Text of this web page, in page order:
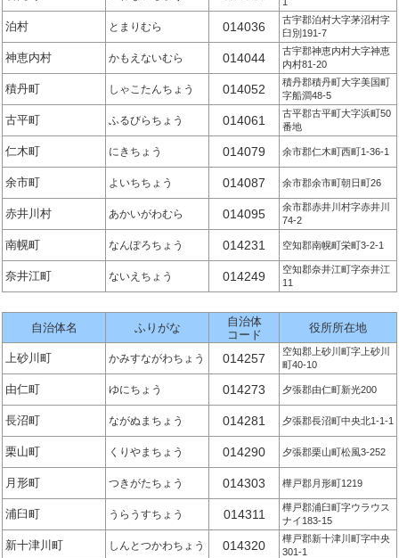
泊村 とまりむら 014036
古宇郡泊村大字茅沼村字
臼別191-7
神恵内村 かもえないむら 014044
古宇郡神恵内村大字神恵
内村81-20
積丹町 しゃこたんちょう 014052
積丹郡積丹町大字美国町
字船澗48-5
古平町 ふるびらちょう 014061
古平郡古平町大字浜町50
番地
仁木町 にきちょう 014079 余市郡仁木町西町1-36-1
余市町 よいちちょう 014087 余市郡余市町朝日町26
赤井川村 あかいがわむら 014095
余市郡赤井川村字赤井川
74-2
南幌町 なんぽろちょう 014231 空知郡南幌町栄町3-2-1
奈井江町 ないえちょう 014249
空知郡奈井江町字奈井江
11
自治体名 ふりがな
自治体
コード
役所所在地
上砂川町 かみすながわちょう 014257
空知郡上砂川町字上砂川
町40-10
由仁町 ゆにちょう 014273 夕張郡由仁町新光200
長沼町 ながぬまちょう 014281 夕張郡長沼町中央北1-1-1
栗山町 くりやまちょう 014290 夕張郡栗山町松風3-252
月形町 つきがたちょう 014303 樺戸郡月形町1219
浦臼町 うらうすちょう 014311
樺戸郡浦臼町字ウラウス
ナイ183-15
新十津川町 しんとつかわちょう 014320
樺戸郡新十津川町字中央
301-1